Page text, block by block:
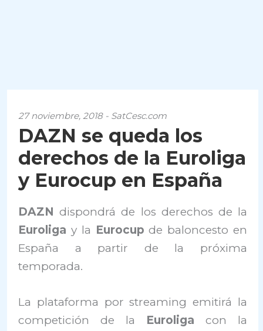
27 noviembre, 2018 - SatCesc.com
DAZN se queda los
derechos de la Euroliga
y Eurocup en España
DAZN dispondrá de los derechos de la
Euroliga y la Eurocup de baloncesto en
España a partir de la próxima
temporada.
La plataforma por streaming emitirá la
competición de la Euroliga con la